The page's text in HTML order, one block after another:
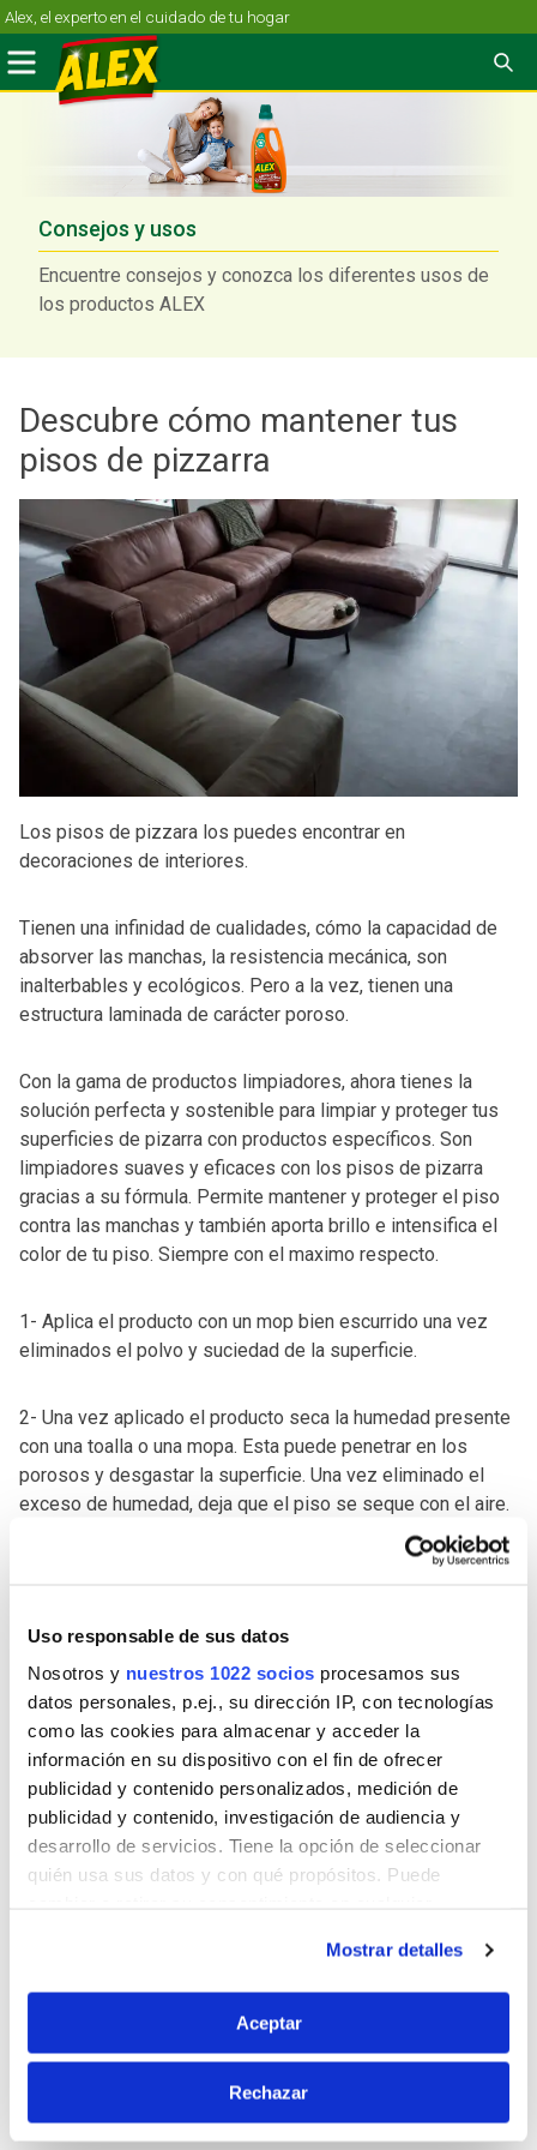
Uso responsable de sus datos
Nosotros y nuestros 1022 socios procesamos sus
datos personales, p.ej., su dirección IP, con tecnologías
como las cookies para almacenar y acceder la
información en su dispositivo con el fin de ofrecer
publicidad y contenido personalizados, medición de
publicidad y contenido, investigación de audiencia y
desarrollo de servicios. Tiene la opción de seleccionar
quién usa sus datos y con qué propósitos. Puede
Si lo permite, también quisiéramos:
Recopilar información sobre su ubicación
Identificar su dispositivo analizándolo activamente
Mostrar detalles
Aceptar
Rechazar
Skip
to
content
Alex, el experto en el cuidado de tu hogar
Menu
Consejos y usos
Encuentre consejos y conozca los diferentes usos de
los productos ALEX
Descubre cómo mantener tus
pisos de pizzarra
Los pisos de pizzara los puedes encontrar en
decoraciones de interiores.
Tienen una infinidad de cualidades, cómo la capacidad de
absorver las manchas, la resistencia mecánica, son
inalterbables y ecológicos. Pero a la vez, tienen una
estructura laminada de carácter poroso.
Con la gama de productos limpiadores, ahora tienes la
solución perfecta y sostenible para limpiar y proteger tus
superficies de pizarra con productos específicos. Son
limpiadores suaves y eficaces con los pisos de pizarra
gracias a su fórmula. Permite mantener y proteger el piso
contra las manchas y también aporta brillo e intensifica el
color de tu piso. Siempre con el maximo respecto.
1- Aplica el producto con un mop bien escurrido una vez
eliminados el polvo y suciedad de la superficie.
2- Una vez aplicado el producto seca la humedad presente
con una toalla o una mopa. Esta puede penetrar en los
porosos y desgastar la superficie. Una vez eliminado el
exceso de humedad, deja que el piso se seque con el aire.
3- Repite el proceso cada 3 meses aproximadamente. Un
más complicados en adelante.
¡Devuelve a tus pisos su belleza original!
Quizás también estés interesado
+
Multisuperficies
Multisuperficies
Flores